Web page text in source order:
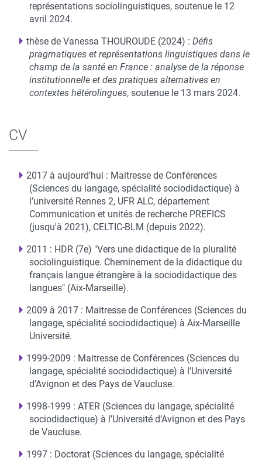
représentations sociolinguistiques, soutenue le 12
avril 2024.
thèse de Vanessa THOUROUDE (2024) : Défis
pragmatiques et représentations linguistiques dans le
champ de la santé en France : analyse de la réponse
institutionnelle et des pratiques alternatives en
contextes hétérolingues, soutenue le 13 mars 2024.
CV
2017 à aujourd’hui : Maitresse de Conférences
(Sciences du langage, spécialité sociodidactique) à
l’université Rennes 2, UFR ALC, département
Communication et unités de recherche PREFICS
(jusqu'à 2021), CELTIC-BLM (depuis 2022).
2011 : HDR (7e) "Vers une didactique de la pluralité
sociolinguistique. Cheminement de la didactique du
français langue étrangère à la sociodidactique des
langues" (Aix-Marseille).
2009 à 2017 : Maitresse de Conférences (Sciences du
langage, spécialité sociodidactique) à Aix-Marseille
Université.
1999-2009 : Maitresse de Conférences (Sciences du
langage, spécialité sociodidactique) à l’Université
d’Avignon et des Pays de Vaucluse.
1998-1999 : ATER (Sciences du langage, spécialité
sociodidactique) à l’Université d’Avignon et des Pays
de Vaucluse.
1997 : Doctorat (Sciences du langage, spécialité